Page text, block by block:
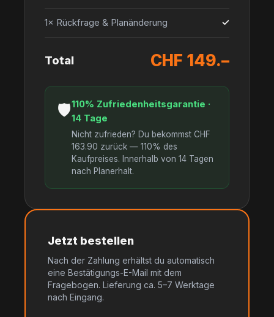
1× Rückfrage & Planänderung ✓
Total CHF 149.–
🛡110% Zufriedenheitsgarantie ·
14 Tage
Nicht zufrieden? Du bekommst CHF
163.90 zurück — 110% des
Kaufpreises. Innerhalb von 14 Tagen
nach Planerhalt.
Jetzt bestellen
Nach der Zahlung erhältst du automatisch
eine Bestätigungs-E-Mail mit dem
Fragebogen. Lieferung ca. 5–7 Werktage
nach Eingang.